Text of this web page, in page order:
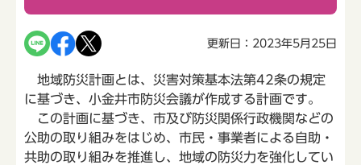
更新日：2023年5月25日
地域防災計画とは、災害対策基本法第42条の規定
に基づき、小金井市防災会議が作成する計画です。
この計画に基づき、市及び防災関係行政機関などの
公助の取り組みをはじめ、市民・事業者による自助・
共助の取り組みを推進し、地域の防災力を強化してい